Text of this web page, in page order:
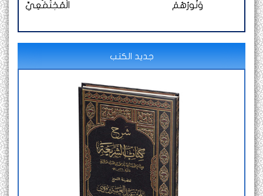
وَنُورُهُمْ
الْمُجْتَمَعِيِّ
جديد الكتب